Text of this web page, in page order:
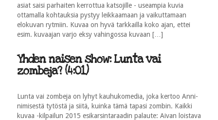
asiat saisi parhaiten kerrottua katsojille - useampia kuvia
ottamalla kohtauksia pystyy leikkaamaan ja vaikuttamaan
elokuvan rytmiin. Kuvaa on hyvä tarkkailla koko ajan, ettei
esim. kuvaajan varjo eksy vahingossa kuvaan […]
Yhden naisen show: Lunta vai
zombeja? (4:01)
Lunta vai zombeja on lyhyt kauhukomedia, joka kertoo Anni-
nimisestä tytöstä ja siitä, kuinka tämä tapasi zombin. Kaikki
kuvaa -kilpailun 2015 esikarsintaraadin palaute: Aivan loistava